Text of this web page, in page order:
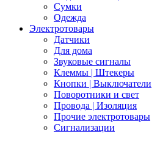
Сумки
Одежда
Электротовары
Датчики
Для дома
Звуковые сигналы
Клеммы | Штекеры
Кнопки | Выключатели
Поворотники и свет
Провода | Изоляция
Прочие электротовары
Сигнализации